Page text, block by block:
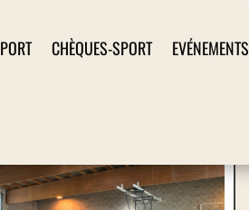
CHÈQUES-SPORT EVÉNEMENTS